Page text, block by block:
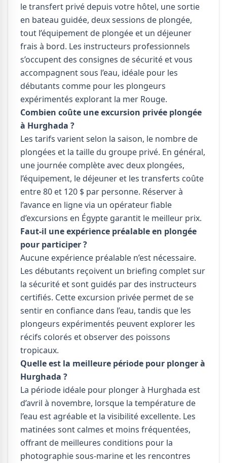
le transfert privé depuis votre hôtel, une sortie
en bateau guidée, deux sessions de plongée,
tout l’équipement de plongée et un déjeuner
frais à bord. Les instructeurs professionnels
s’occupent des consignes de sécurité et vous
accompagnent sous l’eau, idéale pour les
débutants comme pour les plongeurs
expérimentés explorant la mer Rouge.
Combien coûte une excursion privée plongée
à Hurghada ?
Les tarifs varient selon la saison, le nombre de
plongées et la taille du groupe privé. En général,
une journée complète avec deux plongées,
l’équipement, le déjeuner et les transferts coûte
entre 80 et 120 $ par personne. Réserver à
l’avance en ligne via un opérateur fiable
d’excursions en Égypte garantit le meilleur prix.
Faut-il une expérience préalable en plongée
pour participer ?
Aucune expérience préalable n’est nécessaire.
Les débutants reçoivent un briefing complet sur
la sécurité et sont guidés par des instructeurs
certifiés. Cette excursion privée permet de se
sentir en confiance dans l’eau, tandis que les
plongeurs expérimentés peuvent explorer les
récifs colorés et observer des poissons
tropicaux.
Quelle est la meilleure période pour plonger à
Hurghada ?
La période idéale pour plonger à Hurghada est
d’avril à novembre, lorsque la température de
l’eau est agréable et la visibilité excellente. Les
matinées sont calmes et moins fréquentées,
offrant de meilleures conditions pour la
photographie sous-marine et les rencontres